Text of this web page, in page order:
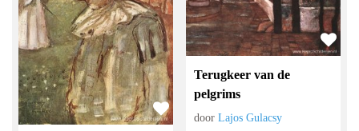
Terugkeer van de
pelgrims
doorLajos Gulacsy